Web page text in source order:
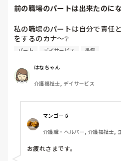
前の職場のパートは出来たのに
私の職場のパートは自分で責任
をするのカナ〜❔
毎回、呆れる😩
事何故分からない❔
分からなかったり迷ったら聞こう
その聞くのも分からんもん同士
正職や相談員に話しを通さな
てるんよ〜😠
それに家族さんからの苦情にも
パート デイサービス 愚痴
はなちゃん
介護福祉士, デイサービス
マンゴー🥭
介護職・ヘルパー, 介護福祉士,
バー, 初任者研修, 実務者研修
お疲れさまです。